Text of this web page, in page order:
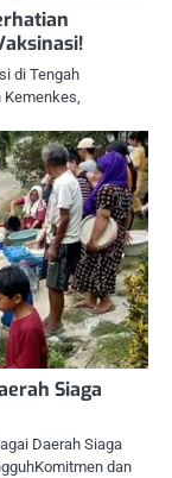
di Tengah
Siaga
Daerah Siaga
dan